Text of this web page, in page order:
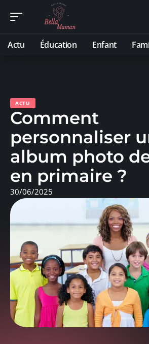
Actu Éducation Enfant
ACTU
Comment
personnaliser
album photo
en primaire ?
30/06/2025